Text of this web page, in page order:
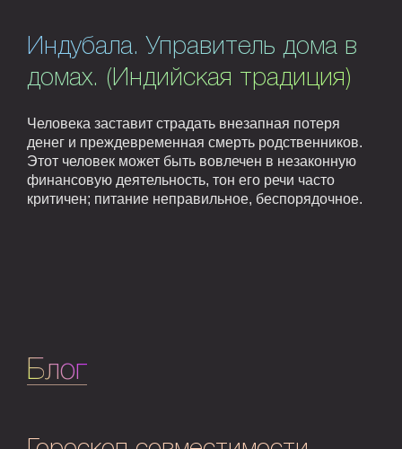
Индубала. Управитель дома в
домах. (Индийская традиция)
Человека заставит страдать внезапная потеря
денег и преждевременная смерть родственников.
Этот человек может быть вовлечен в незаконную
финансовую деятельность, тон его речи часто
критичен; питание неправильное, беспорядочное.
Блог